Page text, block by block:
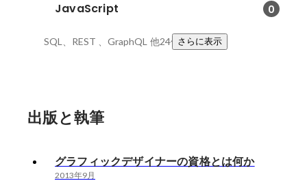
JavaScript 0
SQL、REST 、GraphQL 他24件さらに表示
出版と執筆
グラフィックデザイナーの資格とは何か
2013年9月